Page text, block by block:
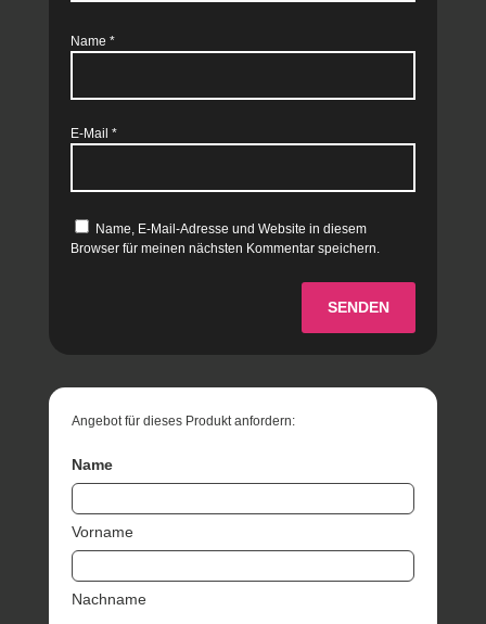
Name *
E-Mail *
Name, E-Mail-Adresse und Website in diesem
Browser für meinen nächsten Kommentar speichern.
SENDEN
Angebot für dieses Produkt anfordern:
Name
Vorname
Nachname